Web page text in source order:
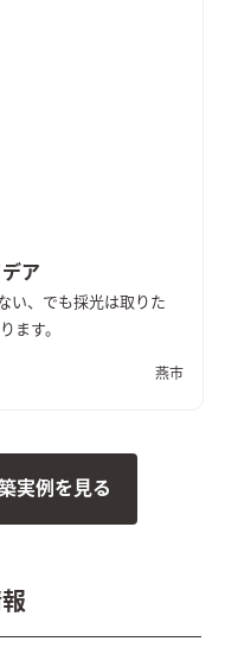
ア
い、でも採光は取りた
ます。
燕市
実例を見る